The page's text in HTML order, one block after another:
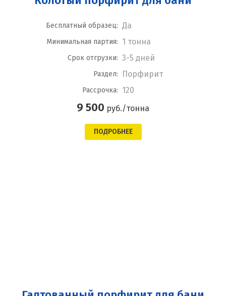
Бесплатный образец: Да
Минимальная партия: 1 тонна
Срок отгрузки: 3-5 дней
Раздел: Порфирит
Рассрочка: 120
9 500 руб./тонна
ПОДРОБНЕЕ